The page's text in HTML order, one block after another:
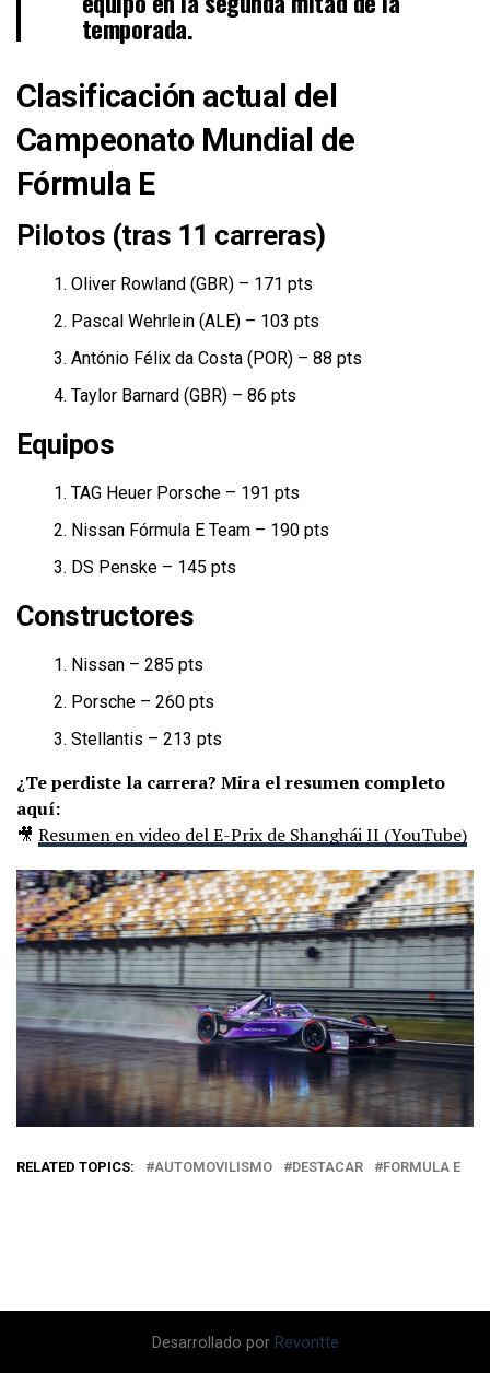
temporada.
Clasificación actual del
Campeonato Mundial de
Fórmula E
Pilotos (tras 11 carreras)
Oliver Rowland (GBR) – 171 pts
Pascal Wehrlein (ALE) – 103 pts
António Félix da Costa (POR) – 88 pts
Taylor Barnard (GBR) – 86 pts
Equipos
TAG Heuer Porsche – 191 pts
Nissan Fórmula E Team – 190 pts
DS Penske – 145 pts
Constructores
Nissan – 285 pts
Porsche – 260 pts
Stellantis – 213 pts
¿Te perdiste la carrera? Mira el resumen completo
aquí:
🎥 Resumen en video del E-Prix de Shanghái II (YouTube)
RELATED TOPICS: AUTOMOVILISMO DESTACAR FORMULA E
Desarrollado por Revontte